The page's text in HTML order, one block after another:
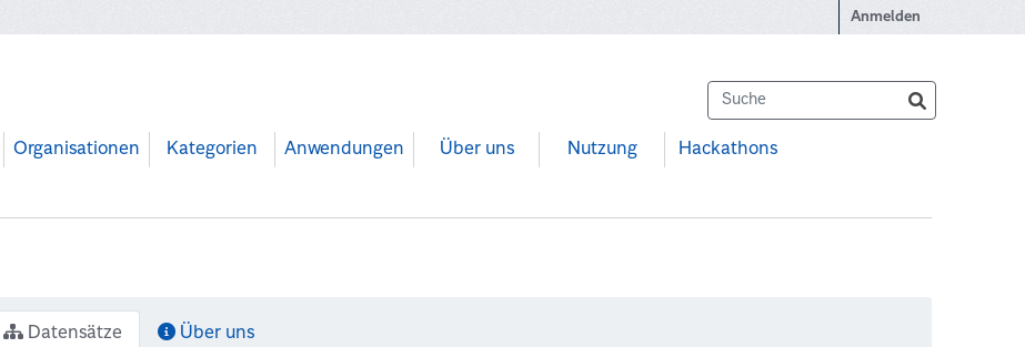
Anmelden
Organisationen Kategorien Anwendungen Über uns Nutzung Hackathons
Datensätze Über uns